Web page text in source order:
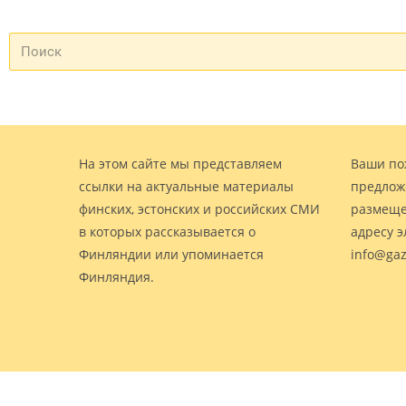
На этом сайте мы представляем
ссылки на актуальные материалы
финских, эстонских и российских СМИ
в которых рассказывается о
Финляндии или упоминается
Финляндия.
Ваши
адресу